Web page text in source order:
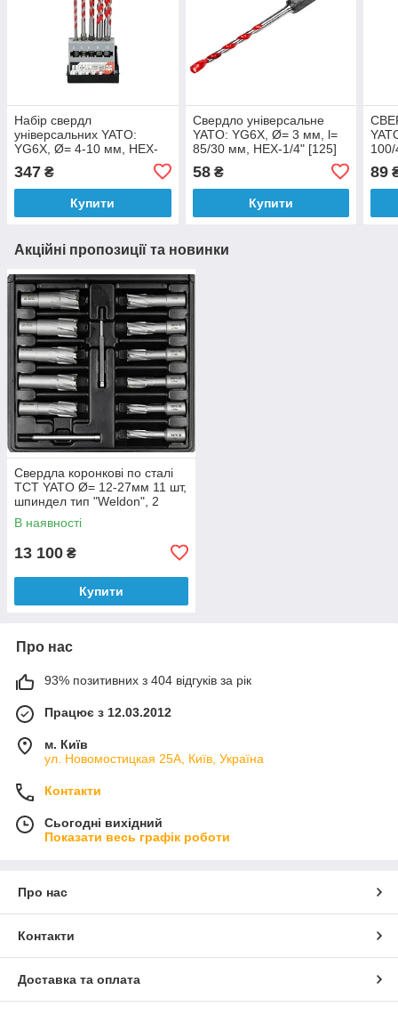
Набір свердл
універсальних YATO:
YG6X, Ø= 4-10 мм, HEX-
347 ₴
Купити
Свердло універсальне
YATO: YG6X, Ø= 3 мм, l=
85/30 мм, HEX-1/4" [125]
58₴
Купити
89
Акційні пропозиції та новинки
Свердла коронкові по сталі
TCT YATO Ø= 12-27мм 11 шт,
шпиндел тип "Weldon", 2
центр напрямні 13ел
В наявності
13 100 ₴
Купити
Про нас
93% позитивних з 404 відгуків за рік
Працює з 12.03.2012
м. Київ
ул. Новомостицкая 25А, Київ, Україна
Контакти
Сьогодні вихідний
Показати весь графік роботи
Про нас
Контакти
Доставка та оплата